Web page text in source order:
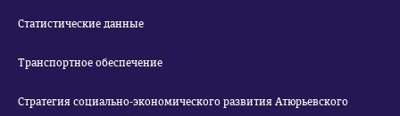
Статистические данные
Транспортное обеспечение
Стратегия социально-экономического развития Атюрьевского